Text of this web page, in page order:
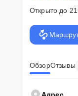
клиент сможет
Внимание!
согласования
изменена в
Открыто до
ОбзорОтзывы
Адрес